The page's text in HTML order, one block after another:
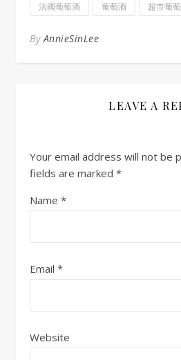
法國葡萄酒 葡萄酒 超市葡
ByAnnieSinLee
LEAVE A
Your email address will not be
fields are marked *
Name *
Email *
Website